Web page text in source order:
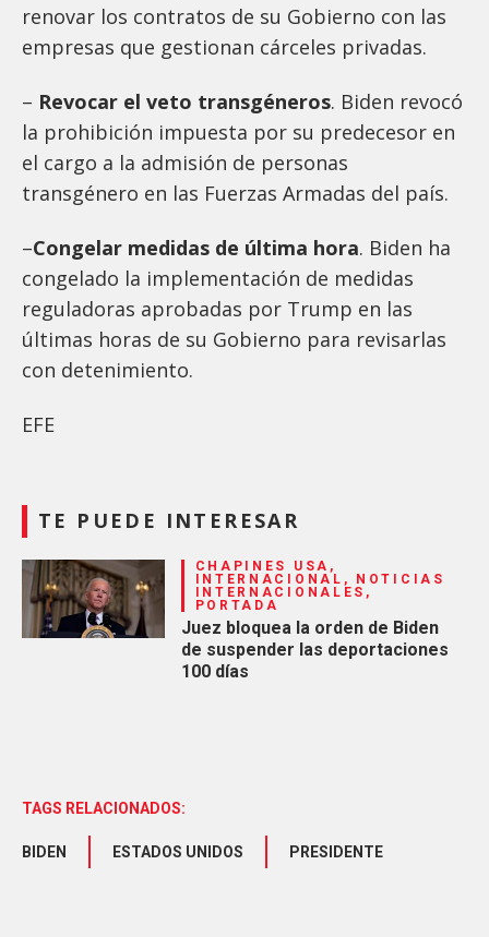
renovar los contratos de su Gobierno con las
empresas que gestionan cárceles privadas.
– Revocar el veto transgéneros. Biden revocó
la prohibición impuesta por su predecesor en
el cargo a la admisión de personas
transgénero en las Fuerzas Armadas del país.
–Congelar medidas de última hora. Biden ha
congelado la implementación de medidas
reguladoras aprobadas por Trump en las
últimas horas de su Gobierno para revisarlas
con detenimiento.
EFE
TE PUEDE INTERESAR
CHAPINES USA,
INTERNACIONAL, NOTICIAS
INTERNACIONALES,
PORTADA
Juez bloquea la orden de Biden
de suspender las deportaciones
100 días
TAGS RELACIONADOS:
BIDEN ESTADOS UNIDOS PRESIDENTE